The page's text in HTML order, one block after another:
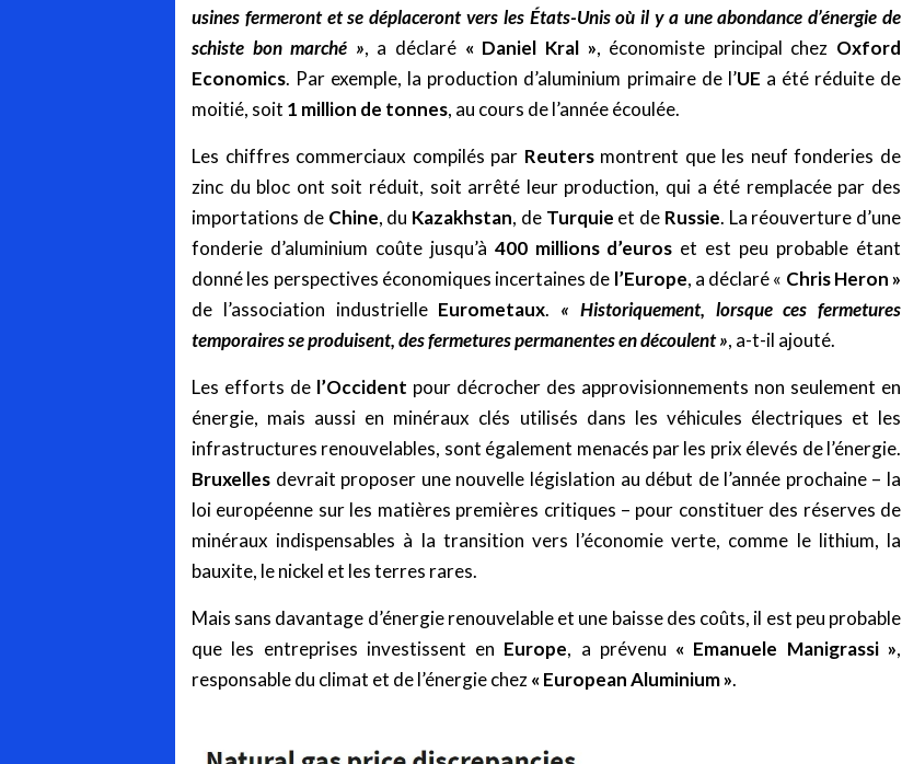
usines fermeront et se déplaceront vers les États-Unis où il y a une abondance d’énergie de
schiste bon marché », a déclaré « Daniel Kral », économiste principal chez Oxford
Economics. Par exemple, la production d’aluminium primaire de l’UE a été réduite de
moitié, soit 1 million de tonnes, au cours de l’année écoulée.
Les chiffres commerciaux compilés par Reutersmontrent que les neuf fonderies de
zinc du bloc ont soit réduit, soit arrêté leur production, qui a été remplacée par des
importations de Chine, du Kazakhstan, de Turquie et de Russie. La réouverture d’une
fonderie d’aluminium coûte jusqu’à 400 millions d’euros et est peu probable étant
donné les perspectives économiques incertaines de l’Europe, a déclaré « Chris Heron »
de l’association industrielle Eurometaux. « Historiquement, lorsque ces fermetures
temporaires se produisent, des fermetures permanentes en découlent », a-t-il ajouté.
Les efforts de l’Occident pour décrocher des approvisionnements non seulement en
énergie, mais aussi en minéraux clés utilisés dans les véhicules électriques et les
infrastructures renouvelables, sont également menacés par les prix élevés de l’énergie.
Bruxelles devrait proposer une nouvelle législation au début de l’année prochaine – la
loi européenne sur les matières premières critiques – pour constituer des réserves de
minéraux indispensables à la transition vers l’économie verte, comme le lithium, la
bauxite, le nickel et les terres rares.
Mais sans davantage d’énergie renouvelable et une baisse des coûts, il est peu probable
que les entreprises investissent en Europe, a prévenu « Emanuele Manigrassi »,
responsable du climat et de l’énergie chez« European Aluminium ».